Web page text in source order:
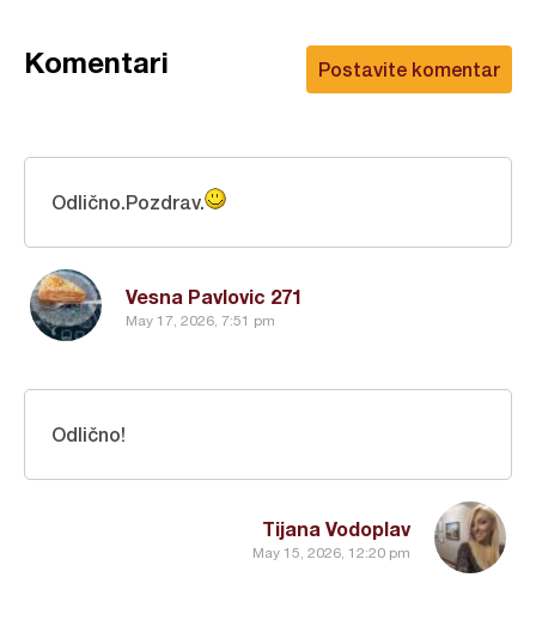
Postavite komentar
Komentari
Vesna Pavlovic 271
May 17, 2026, 7:51 pm
Odlično.Pozdrav.
Tijana Vodoplav
May 15, 2026, 12:20 pm
Odlično!